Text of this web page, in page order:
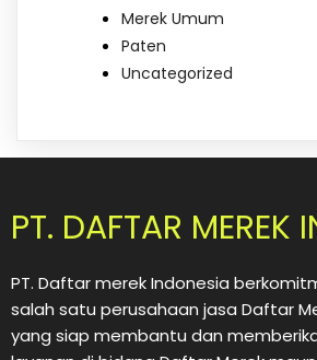
Merek Umum
Paten
Uncategorized
PT. DAFTAR MEREK
PT. Daftar merek Indonesia
salah satu perusahaan jasa Daftar
yang siap membantu dan